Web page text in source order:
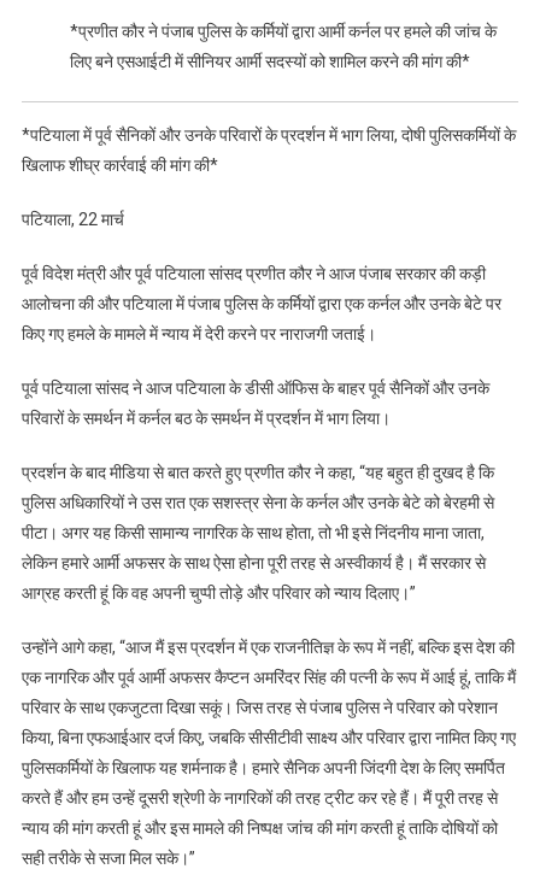
कौर
ने
कर्मियों
हमले
की
के
लिए
एसआईटी
में
सीनियर
आर्मी
सदस्यों
शामिल
करने
की
मांग
*प्रणीत कौर ने पंजाब पुलिस के कर्मियों द्वारा आर्मी कर्नल पर हमले की जांच के
लिए बने एसआईटी में सीनियर आर्मी सदस्यों को शामिल करने की मांग की*
*पटियाला में पूर्व सैनिकों और उनके परिवारों के प्रदर्शन में भाग लिया, दोषी पुलिसकर्मियों के
खिलाफ शीघ्र कार्रवाई की मांग की*
पटियाला, 22 मार्च
पूर्व विदेश मंत्री और पूर्व पटियाला सांसद प्रणीत कौर ने आज पंजाब सरकार की कड़ी
आलोचना की और पटियाला में पंजाब पुलिस के कर्मियों द्वारा एक कर्नल और उनके बेटे पर
किए गए हमले के मामले में न्याय में देरी करने पर नाराजगी जताई।
पूर्व पटियाला सांसद ने आज पटियाला के डीसी ऑफिस के बाहर पूर्व सैनिकों और उनके
परिवारों के समर्थन में कर्नल बठ के समर्थन में प्रदर्शन में भाग लिया।
प्रदर्शन के बाद मीडिया से बात करते हुए प्रणीत कौर ने कहा, “यह बहुत ही दुखद है कि
पुलिस अधिकारियों ने उस रात एक सशस्त्र सेना के कर्नल और उनके बेटे को बेरहमी से
पीटा। अगर यह किसी सामान्य नागरिक के साथ होता, तो भी इसे निंदनीय माना जाता,
लेकिन हमारे आर्मी अफसर के साथ ऐसा होना पूरी तरह से अस्वीकार्य है। मैं सरकार से
आग्रह करती हूं कि वह अपनी चुप्पी तोड़े और परिवार को न्याय दिलाए।”
उन्होंने आगे कहा, “आज मैं इस प्रदर्शन में एक राजनीतिज्ञ के रूप में नहीं, बल्कि इस देश की
एक नागरिक और पूर्व आर्मी अफसर कैप्टन अमरिंदर सिंह की पत्नी के रूप में आई हूं, ताकि मैं
परिवार के साथ एकजुटता दिखा सकूं। जिस तरह से पंजाब पुलिस ने परिवार को परेशान
किया, बिना एफआईआर दर्ज किए, जबकि सीसीटीवी साक्ष्य और परिवार द्वारा नामित किए गए
पुलिसकर्मियों के खिलाफ यह शर्मनाक है। हमारे सैनिक अपनी जिंदगी देश के लिए समर्पित
करते हैं और हम उन्हें दूसरी श्रेणी के नागरिकों की तरह ट्रीट कर रहे हैं। मैं पूरी तरह से
न्याय की मांग करती हूं और इस मामले की निष्पक्ष जांच की मांग करती हूं ताकि दोषियों को
सही तरीके से सजा मिल सके।”